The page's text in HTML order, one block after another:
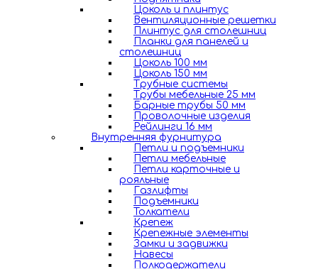
Цоколь и плинтус
Вентиляционные решетки
Плинтус для столешниц
Планки для панелей и
столешниц
Цоколь 100 мм
Цоколь 150 мм
Трубные системы
Трубы мебельные 25 мм
Барные трубы 50 мм
Проволочные изделия
Рейлинги 16 мм
Внутренняя фурнитура
Петли и подъемники
Петли мебельные
Петли карточные и
рояльные
Газлифты
Подъемники
Толкатели
Крепеж
Крепежные элементы
Замки и задвижки
Навесы
Полкодержатели